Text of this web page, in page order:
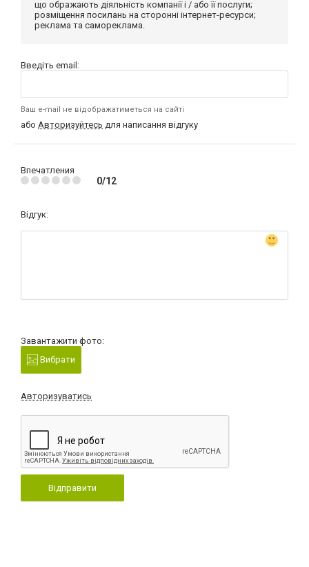
що ображають діяльність компанії і / або її послуги;
розміщення посилань на сторонні інтернет-ресурси;
реклама та самореклама.
Введіть email:
Ваш e-mail не відображатиметься на сайті
або Авторизуйтесь для написання відгуку
Впечатления
0/12
Відгук:
Завантажити фото:
Вибрати
Авторизуватись
Відправити